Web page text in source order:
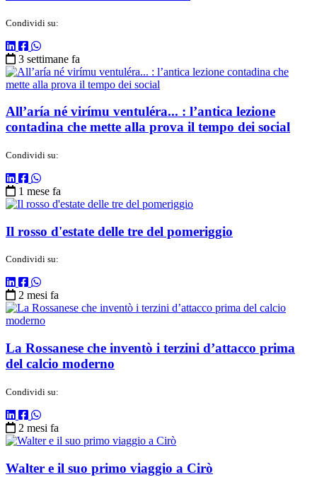
Condividi su:
3 settimane fa
All’aría né virímu ventuléra... : l’antica lezione
contadina che mette alla prova il tempo dei social
Condividi su:
1 mese fa
Il rosso d'estate delle tre del pomeriggio
Condividi su:
2 mesi fa
La Rossanese che inventò i terzini d’attacco prima
del calcio moderno
Condividi su:
2 mesi fa
Walter e il suo primo viaggio a Cirò